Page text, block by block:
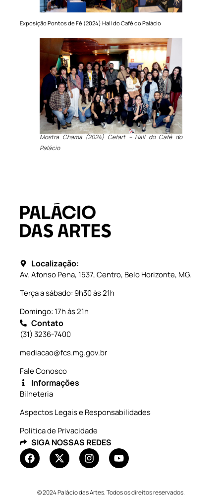
Exposição Pontos de Fé (2024) Hall do Café do Palácio
Mostra Chama (2024) Cefart – Hall do Café do
Palácio
Localização:
Av. Afonso Pena, 1537, Centro, Belo Horizonte, MG.
Terça a sábado: 9h30 às 21h
Domingo: 17h às 21h
Contato
(31) 3236-7400
mediacao@fcs.mg.gov.br
Fale Conosco
Informações
Bilheteria
Aspectos Legais e Responsabilidades
Política de Privacidade
SIGA NOSSAS REDES
© 2024 Palácio das Artes. Todos os direitos reservados.